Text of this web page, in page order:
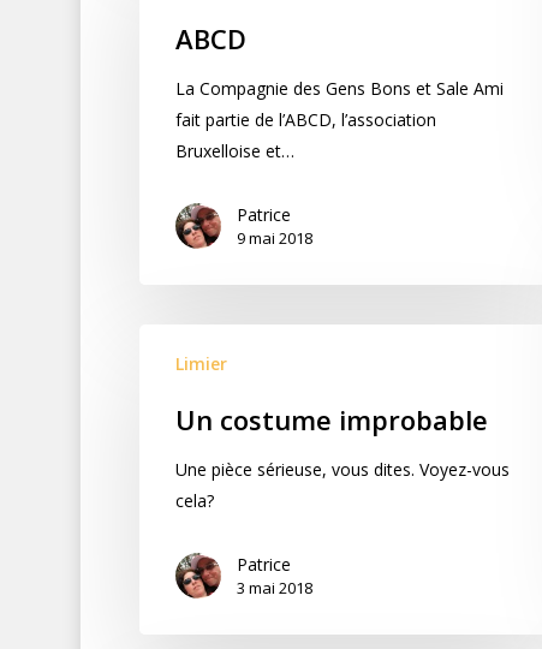
ABCD
La Compagnie des Gens Bons et Sale Ami
fait partie de l’ABCD, l’association
Bruxelloise et…
Patrice
9 mai 2018
Limier
Un costume improbable
Une pièce sérieuse, vous dites. Voyez-vous
cela?
Patrice
3 mai 2018